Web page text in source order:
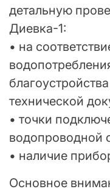
детальную
Диевка-1:
• на
технической
• точки
водопроводной
• наличие
Основное